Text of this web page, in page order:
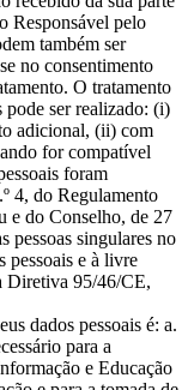
Responsável pelo
também ser
no consentimento
O tratamento
pode ser realizado: (i)
adicional, (ii) com
for compatível
foram
4, do Regulamento
e do Conselho, de 27
pessoas singulares no
pessoais e à livre
Diretiva 95/46/CE,
dados pessoais é: a.
para a
e Educação